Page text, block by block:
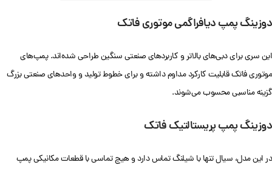
دوزینگ پمپ دیافراگمی موتوری فاتک
این سری برای دبی‌های بالاتر و کاربردهای صنعتی سنگین طراحی شده‌اند. پمپ‌های
موتوری فاتک قابلیت کارکرد مداوم داشته و برای خطوط تولید و واحدهای صنعتی بزرگ
گزینه مناسبی محسوب می‌شوند.
دوزینگ پمپ پریستالتیک فاتک
در این مدل، سیال تنها با شیلنگ تماس دارد و هیچ تماسی با قطعات مکانیکی پمپ